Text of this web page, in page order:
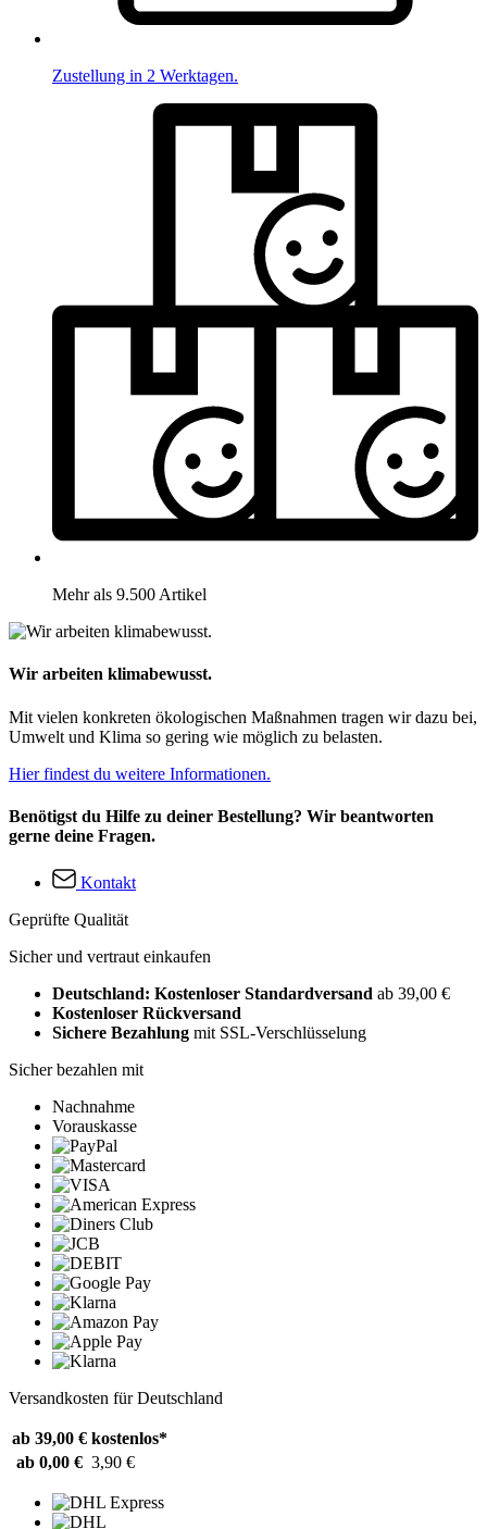
Zustellung in 2 Werktagen.
Mehr als 9.500 Artikel
Wir arbeiten klimabewusst.
Mit vielen konkreten ökologischen Maßnahmen tragen wir dazu bei,
Umwelt und Klima so gering wie möglich zu belasten.
Hier findest du weitere Informationen.
Benötigst du Hilfe zu deiner Bestellung? Wir beantworten
gerne deine Fragen.
Kontakt
Geprüfte Qualität
Sicher und vertraut einkaufen
Deutschland: Kostenloser Standardversand ab 39,00 €
Kostenloser Rückversand
Sichere Bezahlung mit SSL-Verschlüsselung
Sicher bezahlen mit
Nachnahme
Vorauskasse
Versandkosten für Deutschland
ab 39,00 € kostenlos*
ab 0,00 € 3,90 €